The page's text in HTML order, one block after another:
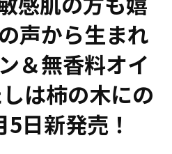
声から生まれ
＆無香料オイ
は柿の木にの
日新発売！